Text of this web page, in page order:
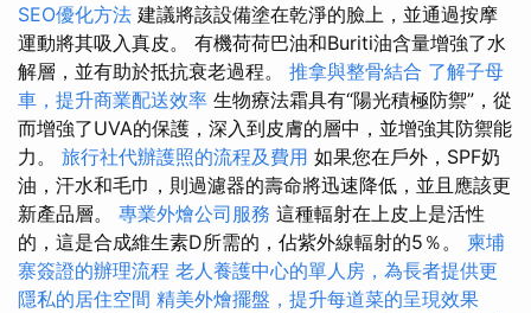
SEO優化方法 建議將該設備塗在乾淨的臉上，並通過按摩
運動將其吸入真皮。 有機荷荷巴油和Buriti油含量增強了水
解層，並有助於抵抗衰老過程。 推拿與整骨結合 了解子母
車，提升商業配送效率 生物療法霜具有“陽光積極防禦”，從
而增強了UVA的保護，深入到皮膚的層中，並增強其防禦能
力。 旅行社代辦護照的流程及費用 如果您在戶外，SPF奶
油，汗水和毛巾，則過濾器的壽命將迅速降低，並且應該更
新產品層。 專業外燴公司服務 這種輻射在上皮上是活性
的，這是合成維生素D所需的，佔紫外線輻射的5％。 柬埔
寨簽證的辦理流程 老人養護中心的單人房，為長者提供更
隱私的居住空間 精美外燴擺盤，提升每道菜的呈現效果